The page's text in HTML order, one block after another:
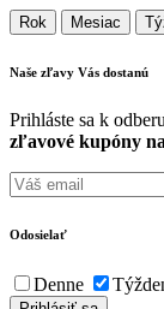
Rok Mesiac
Naše zľavy Vás dostanú
Prihláste sa k
zľavové kupóny
Odosielať
Denne